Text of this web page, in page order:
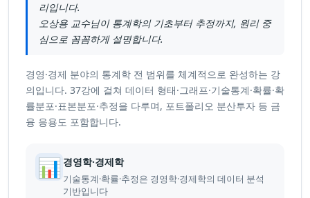
리입니다.
오상용 교수님이 통계학의 기초부터 추정까지, 원리 중
심으로 꼼꼼하게 설명합니다.
경영·경제 분야의 통계학 전 범위를 체계적으로 완성하는 강
의입니다. 37강에 걸쳐 데이터 형태·그래프·기술통계·확률·확
률분포·표본분포·추정을 다루며, 포트폴리오 분산투자 등 금
융 응용도 포함합니다.
📊 경영학·경제학
기술통계·확률·추정은 경영학·경제학의 데이터 분석
기반입니다